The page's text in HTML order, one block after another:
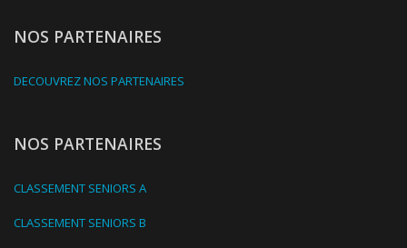
NOS PARTENAIRES
DECOUVREZ NOS PARTENAIRES
NOS PARTENAIRES
CLASSEMENT SENIORS A
CLASSEMENT SENIORS B